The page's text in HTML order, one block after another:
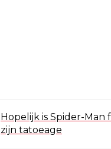
Hopelijk is Spider-Man
zijn tatoeage